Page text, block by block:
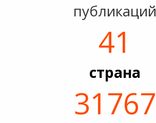
публикаций
41
страна
31767